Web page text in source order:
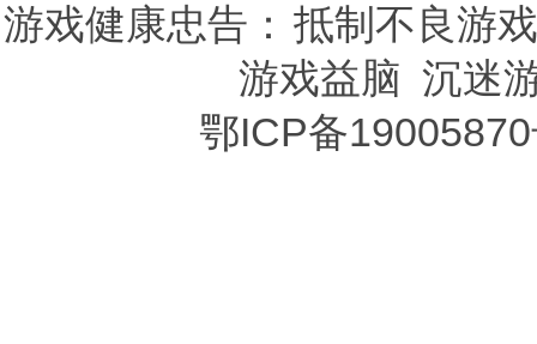
游戏健康忠告： 抵制不良游
游戏益脑 沉迷
鄂ICP备